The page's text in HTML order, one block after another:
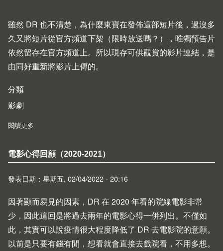
雖然 DR 也不清楚，為什麼東寶在發佈這部短片後，過沒多
久又將短片從官方頻道下架（限時放送嗎？），唯獨預告片
依然留存在官方頻道上。所以現存可供觀賞的影片連結，是
由同好重新將影片上傳的。
分類
影劇
閱讀更多
電影心得回顧（2020-2021）
發表日期：星期五, 02/04/2022 - 20:16
因著顯而易見的因素，DR 在 2020 年看的院線電影非常
少，因此這回是將過去兩年的電影心得一併列出。不僅如
此，其實可以說疫情很大程度降低了 DR 去電影院的意願。
以前是只要有錢有閒，想看就會直接去戲院看，不用多想。